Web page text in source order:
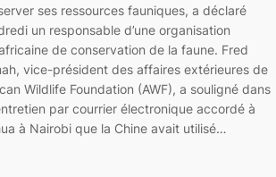
ses ressources fauniques, a déclaré
un responsable d’une organisation
de conservation de la faune. Fred
vice-président des affaires extérieures de
Wildlife Foundation (AWF), a souligné dans
par courrier électronique accordé à
à Nairobi que la Chine avait utilisé…